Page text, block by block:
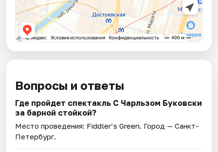
Вопросы и ответы
Где пройдет спектакль С Чарльзом Буковски
за барной стойкой?
Место проведения: Fiddler’s Green. Город — Санкт-
Петербург.